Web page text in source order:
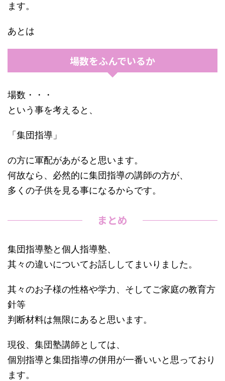
ます。
あとは
場数をふんでいるか
場数・・・
という事を考えると、
「集団指導」
の方に軍配があがると思います。
何故なら、必然的に集団指導の講師の方が、
多くの子供を見る事になるからです。
まとめ
集団指導塾と個人指導塾、
其々の違いについてお話ししてまいりました。
其々のお子様の性格や学力、そしてご家庭の教育方
針等
判断材料は無限にあると思います。
現役、集団塾講師としては、
個別指導と集団指導の併用が一番いいと思っており
ます。